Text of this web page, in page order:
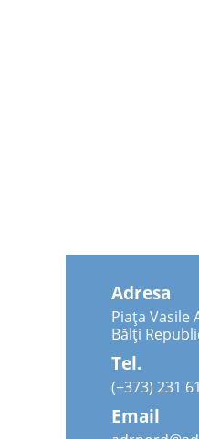
Adresa
Piața Vasile
Bălți
Tel.
(+373) 231
Email